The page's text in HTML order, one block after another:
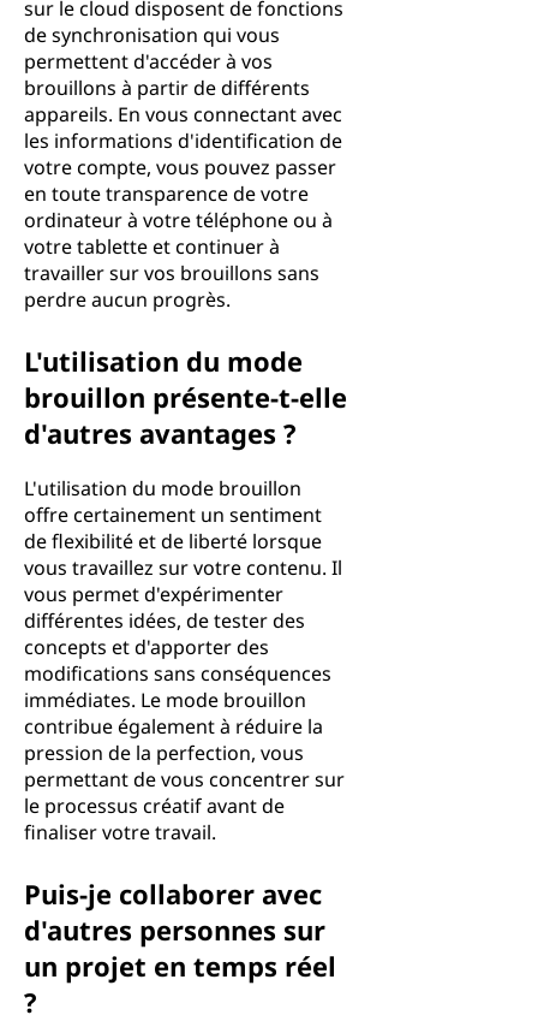
sur le cloud disposent de fonctions
de synchronisation qui vous
permettent d'accéder à vos
brouillons à partir de différents
appareils. En vous connectant avec
les informations d'identification de
votre compte, vous pouvez passer
en toute transparence de votre
ordinateur à votre téléphone ou à
votre tablette et continuer à
travailler sur vos brouillons sans
perdre aucun progrès.
L'utilisation du mode
brouillon présente-t-elle
d'autres avantages ?
L'utilisation du mode brouillon
offre certainement un sentiment
de flexibilité et de liberté lorsque
vous travaillez sur votre contenu. Il
vous permet d'expérimenter
différentes idées, de tester des
concepts et d'apporter des
modifications sans conséquences
immédiates. Le mode brouillon
contribue également à réduire la
pression de la perfection, vous
permettant de vous concentrer sur
le processus créatif avant de
finaliser votre travail.
Puis-je collaborer avec
d'autres personnes sur
un projet en temps réel
?